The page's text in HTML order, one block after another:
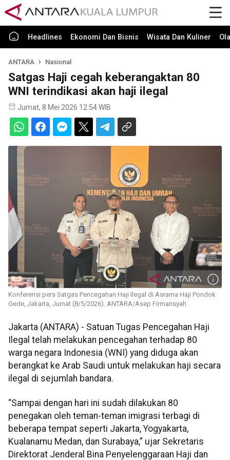
Headlines Ekonomi Dan Bisnis Wisata Dan Kuliner
ANTARA Nasional
Satgas Haji cegah keberangaktan 80
WNI terindikasi akan haji ilegal
Jumat, 8 Mei 2026 12:54 WIB
Konferensi pers Satgas Pencegahan Haji Ilegal di Asrama Haji Pondok
Gede, Jakarta, Jumat (8/5/2026). ANTARA/Asep Firmansyah
Jakarta (ANTARA) - Satuan Tugas Pencegahan Haji
Ilegal telah melakukan pencegahan terhadap 80
warga negara Indonesia (WNI) yang diduga akan
berangkat ke Arab Saudi untuk melakukan haji secara
ilegal di sejumlah bandara.
“Sampai dengan hari ini sudah dilakukan 80
penegakan oleh teman-teman imigrasi terbagi di
beberapa tempat seperti Jakarta, Yogyakarta,
Kualanamu Medan, dan Surabaya,” ujar Sekretaris
Direktorat Jenderal Bina Penyelenggaraan Haji dan